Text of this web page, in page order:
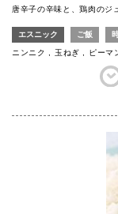
唐辛子の辛味と、鶏肉のジ
エスニック ご飯
ニンニク 玉ねぎ ピーマ